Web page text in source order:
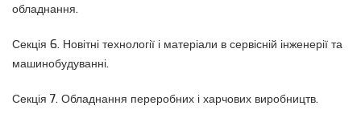
обладнання.
Секція 6. Новітні технології і матеріали в сервісній інженерії та
машинобудуванні.
Секція 7. Обладнання переробних і харчових виробництв.